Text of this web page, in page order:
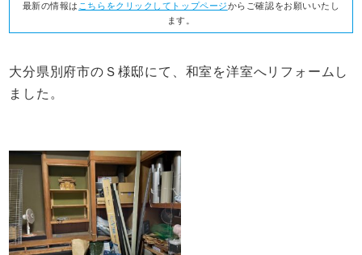
最新の情報は こちらをクリックしてトップページからご確認をお願いいたし
ます。
大分県別府市のＳ様邸にて、和室を洋室へリフォームし
ました。